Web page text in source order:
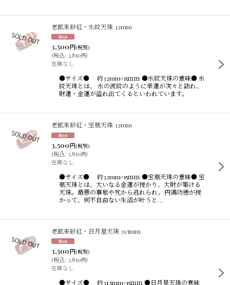
老鉱朱砂紅・水紋天珠 32mm
3,500円(税別)
(税込: 3,850円)
在庫なし
●サイズ● 約32mm×15ｍｍ ●水紋天珠の意味● 水
紋天珠とは、 水の波紋のように幸運が次々と訪れ、
財運・金運が溢れ出てくるといわれています。
老鉱朱砂紅・宝瓶天珠 32mm
3,500円(税別)
(税込: 3,850円)
在庫なし
●サイズ● 約32mm×15ｍｍ ●宝瓶天珠の意味● 宝
瓶天珠とは、大いなる金運が授かり、大財が築ける
天珠。最悪の事態や死から逃れられ、円満功徳が授
かって、何不自由ない生活が叶うと…
老鉱朱砂紅・日月星天珠 31.5mm
3,500円(税別)
(税込: 3,850円)
在庫なし
●サイズ● 約31.5mm×15ｍｍ ●日月星天珠の意味